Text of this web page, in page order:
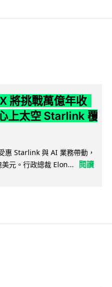
將挑戰萬億年收
上太空 Starlink 覆
惠 Starlink 與 AI 業務帶動，
元。行政總裁 Elon...
閱讀